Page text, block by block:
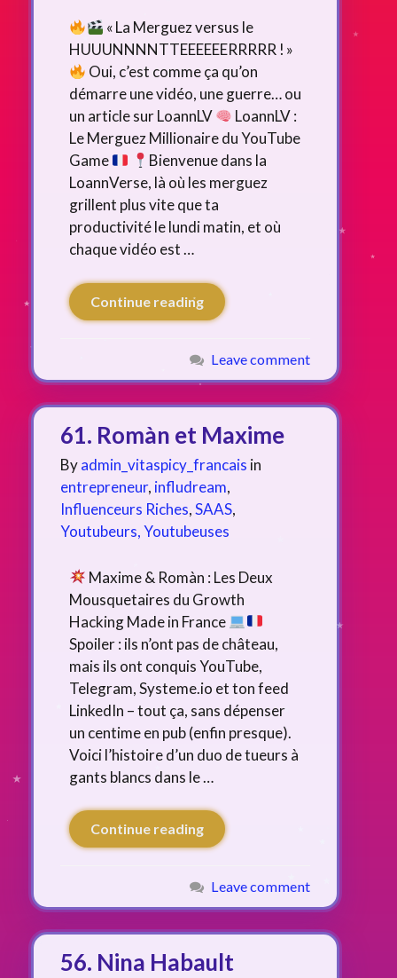
« La Merguez versus le
HUUUNNNNTTEEEEEERRRRR ! »
Oui, c’est comme ça qu’on
démarre une vidéo, une guerre… ou
un article sur LoannLV
LoannLV :
Le Merguez Millionaire du YouTube
Game
Bienvenue dans la
LoannVerse, là où les merguez
grillent plus vite que ta
productivité le lundi matin, et où
chaque vidéo est …
Continue reading
Leave comment
61. Romàn et Maxime
Byadmin_vitaspicy_francais in
entrepreneur, infludream,
Influenceurs Riches,SAAS,
Youtubeurs, Youtubeuses
Maxime & Romàn : Les Deux
Mousquetaires du Growth
Hacking Made in France
Spoiler : ils n’ont pas de château,
mais ils ont conquis YouTube,
Telegram, Systeme.io et ton feed
LinkedIn – tout ça, sans dépenser
un centime en pub (enfin presque).
Voici l’histoire d’un duo de tueurs à
gants blancs dans le …
Continue reading
Leave comment
56. Nina Habault